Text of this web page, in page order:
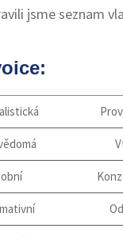
jsme seznam